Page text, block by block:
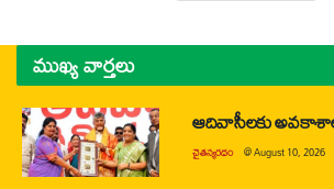
ముఖ్య వార్తలు
ఆదివాసీలకు
చైతన్యరధం @August 10, 2026